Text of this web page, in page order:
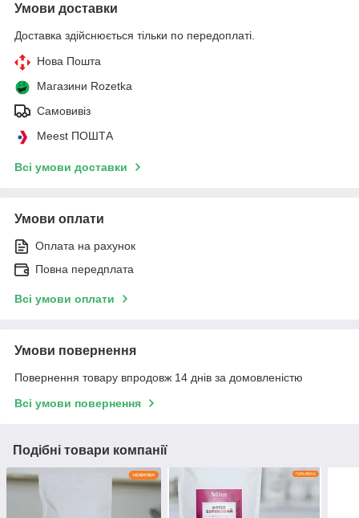
Умови доставки
Доставка здійснюється тільки по передоплаті.
Нова Пошта
Магазини Rozetka
Самовивіз
Meest ПОШТА
Всі умови доставки
Умови оплати
Оплата на рахунок
Повна передплата
Всі умови оплати
Умови повернення
Повернення товару впродовж 14 днів за домовленістю
Всі умови повернення
Подібні товари компанії